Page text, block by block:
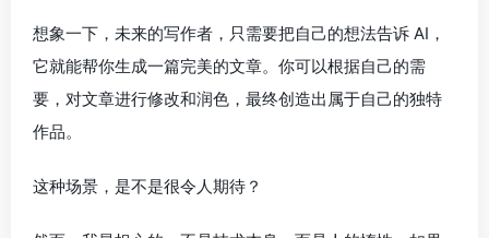
想象一下，未来的写作者，只需要把自己的想法告诉 AI，
它就能帮你生成一篇完美的文章。你可以根据自己的需
要，对文章进行修改和润色，最终创造出属于自己的独特
作品。
这种场景，是不是很令人期待？